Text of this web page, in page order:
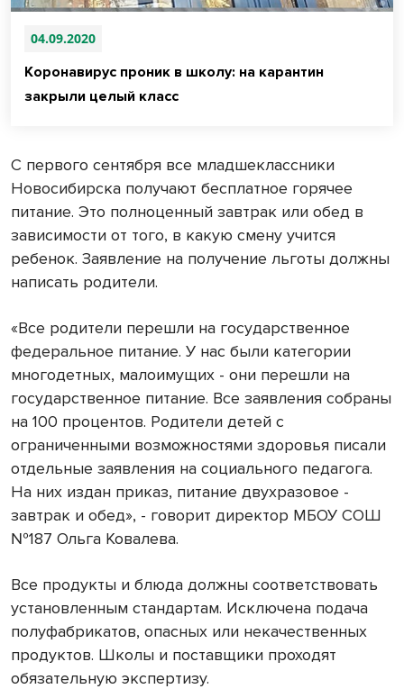
04.09.2020
Коронавирус проник в школу: на карантин
закрыли целый класс
С первого сентября все младшеклассники
Новосибирска получают бесплатное горячее
питание. Это полноценный завтрак или обед в
зависимости от того, в какую смену учится
ребенок. Заявление на получение льготы должны
написать родители.
«Все родители перешли на государственное
федеральное питание. У нас были категории
многодетных, малоимущих - они перешли на
государственное питание. Все заявления собраны
на 100 процентов. Родители детей с
ограниченными возможностями здоровья писали
отдельные заявления на социального педагога.
На них издан приказ, питание двухразовое -
завтрак и обед», - говорит директор МБОУ СОШ
№187 Ольга Ковалева.
Все продукты и блюда должны соответствовать
установленным стандартам. Исключена подача
полуфабрикатов, опасных или некачественных
продуктов. Школы и поставщики проходят
обязательную экспертизу.